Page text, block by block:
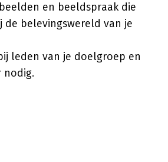
en beeldspraak die
de belevingswereld van je
leden van je doelgroep en
nodig.